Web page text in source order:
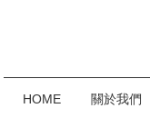
HOME 關於我們